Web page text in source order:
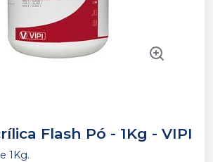
Flash Pó - 1Kg - VIPI
1Kg.